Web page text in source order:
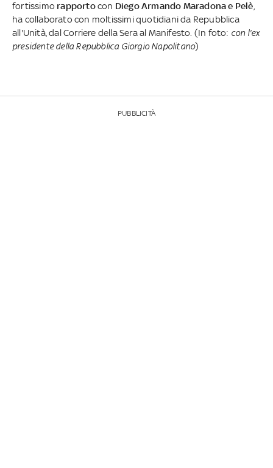
fortissimo rapportocon Diego Armando Maradona e Pelè
ha collaborato con moltissimi quotidiani da Repubblica
all'Unità, dal Corriere della Sera al Manifesto. (In foto: con l'ex
presidente della Repubblica Giorgio Napolitano)
PUBBLICITÀ